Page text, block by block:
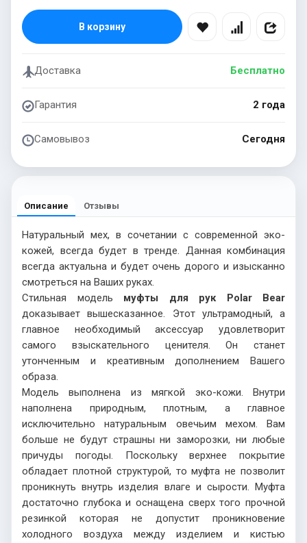
В корзину
Доставка Бесплатно
Гарантия 2 года
Самовывоз Сегодня
Описание Отзывы
Натуральный мех, в сочетании с современной эко-
кожей, всегда будет в тренде. Данная комбинация
всегда актуальна и будет очень дорого и изысканно
смотреться на Ваших руках.
Стильная модель муфты для рук Polar Bear
доказывает вышесказанное. Этот ультрамодный, а
главное необходимый аксессуар удовлетворит
самого взыскательного ценителя. Он станет
утонченным и креативным дополнением Вашего
образа.
Модель выполнена из мягкой эко-кожи. Внутри
наполнена природным, плотным, а главное
исключительно натуральным овечьим мехом. Вам
больше не будут страшны ни заморозки, ни любые
причуды погоды. Поскольку верхнее покрытие
обладает плотной структурой, то муфта не позволит
проникнуть внутрь изделия влаге и сырости. Муфта
достаточно глубока и оснащена сверх того прочной
резинкой которая не допустит проникновение
холодного воздуха между изделием и кистью